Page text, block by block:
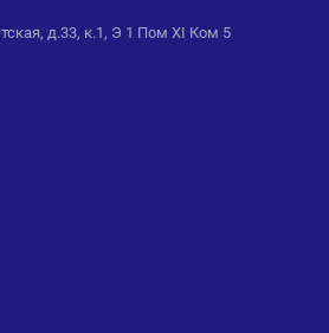
д.33, к.1, Э 1 Пом XI Ком 5